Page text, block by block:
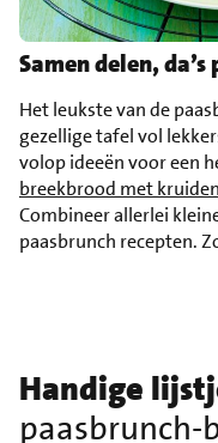
Samen delen, da’s
Het leukste van de
gezellige tafel vol
volop ideeën voor een
breekbrood met kruiden
Combineer allerlei
paasbrunch recepten.
Handige
paasbrunch-